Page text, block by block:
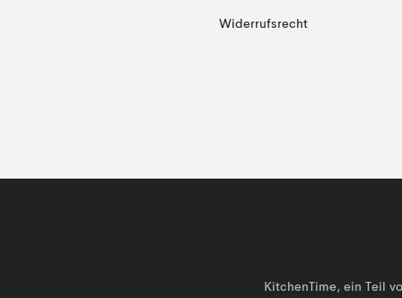
Widerrufsrecht
KitchenTime, ein Teil